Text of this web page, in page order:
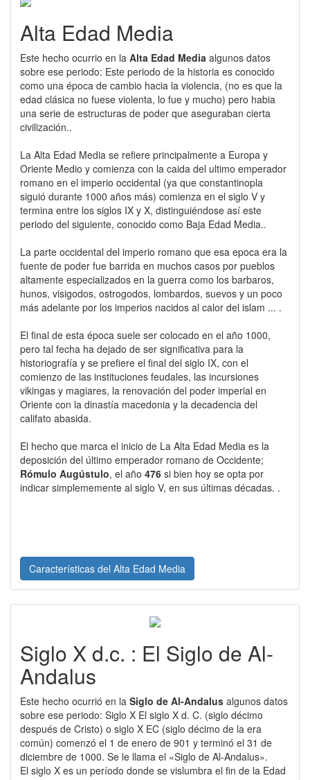
Alta Edad Media
Este hecho ocurrio en la Alta Edad Media algunos datos
sobre ese periodo: Este periodo de la historia es conocido
como una época de cambio hacia la violencia, (no es que la
edad clásica no fuese violenta, lo fue y mucho) pero habia
una serie de estructuras de poder que aseguraban cierta
civilización..
La Alta Edad Media se refiere principalmente a Europa y
Oriente Medio y comienza con la caida del ultimo emperador
romano en el imperio occidental (ya que constantinopla
siguió durante 1000 años más) comienza en el siglo V y
termina entre los siglos IX y X, distinguiéndose así este
periodo del siguiente, conocido como Baja Edad Media..
La parte occidental del imperio romano que esa epoca era la
fuente de poder fue barrida en muchos casos por pueblos
altamente especializados en la guerra como los barbaros,
hunos, visigodos, ostrogodos, lombardos, suevos y un poco
más adelante por los imperios nacidos al calor del islam ... .
El final de esta época suele ser colocado en el año 1000,
pero tal fecha ha dejado de ser significativa para la
historiografía y se prefiere el final del siglo IX, con el
comienzo de las instituciones feudales, las incursiones
vikingas y magiares, la renovación del poder imperial en
Oriente con la dinastía macedonia y la decadencia del
califato abasida.
El hecho que marca el inicio de La Alta Edad Media es la
deposición del último emperador romano de Occidente;
Rómulo Augústulo, el año 476 si bien hoy se opta por
indicar simplememente al siglo V, en sus últimas décadas. .
Características del Alta Edad Media
Siglo X d.c. : El Siglo de Al-
Andalus
Este hecho ocurrió en la Siglo de Al-Andalus algunos datos
sobre ese periodo: Siglo X El siglo X d. C. (siglo décimo
después de Cristo) o siglo X EC (siglo décimo de la era
común) comenzó el 1 de enero de 901 y terminó el 31 de
diciembre de 1000. Se le llama el «Siglo de Al-Andalus».
El siglo X es un período donde se vislumbra el fin de la Edad